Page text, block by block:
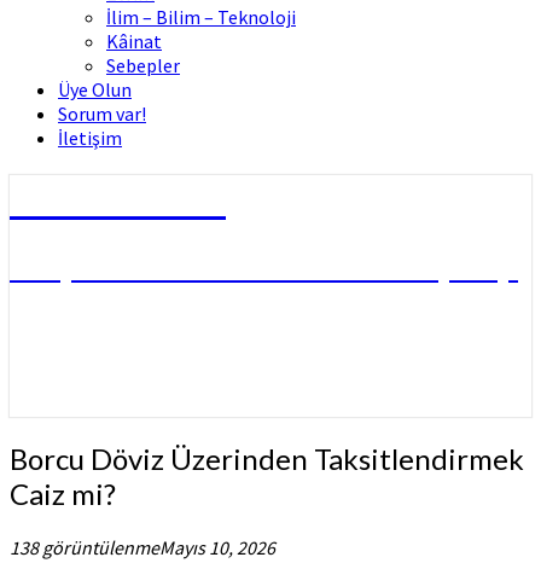
İlim – Bilim – Teknoloji
Kâinat
Sebepler
Üye Olun
Sorum var!
İletişim
Borcu
Döviz
Üzerinden
Caiz
Borcu Döviz Üzerinden Taksitlendirmek
Caiz mi?
138 görüntülenmeMayıs 10, 2026